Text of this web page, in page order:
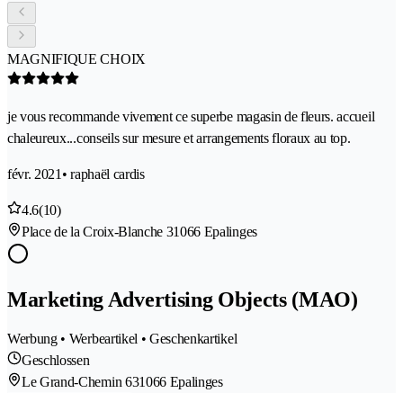
MAGNIFIQUE CHOIX
je vous recommande vivement ce superbe magasin de fleurs. accueil
chaleureux...conseils sur mesure et arrangements floraux au top.
févr. 2021 • raphaël cardis
4.6(10)
Place de la Croix-Blanche 31066 Epalinges
Marketing Advertising Objects (MAO)
Werbung • Werbeartikel • Geschenkartikel
Geschlossen
Le Grand-Chemin 631066 Epalinges